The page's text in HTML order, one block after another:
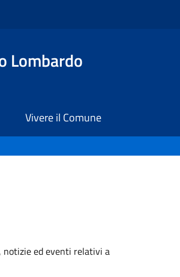
Lombardo
Vivere il Comune
ed eventi relativi a